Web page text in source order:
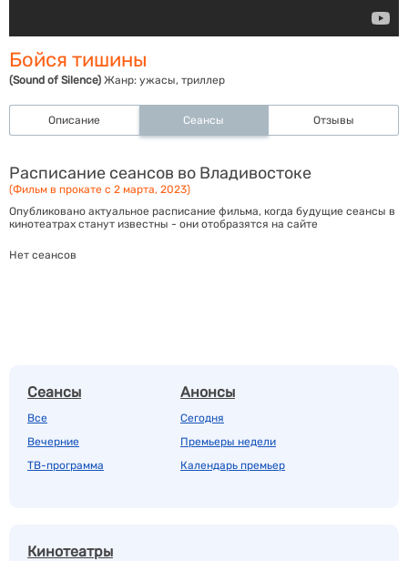
Бойся тишины
(Sound of Silence) Жанр: ужасы, триллер
Описание Сеансы Отзывы
Расписание сеансов во Владивостоке
(Фильм в прокате с 2 марта, 2023)
Опубликовано актуальное расписание фильма, когда будущие сеансы в
кинотеатрах станут известны - они отобразятся на сайте
Нет сеансов
Сеансы
Все
Вечерние
ТВ-программа
Анонсы
Сегодня
Премьеры недели
Календарь премьер
Кинотеатры